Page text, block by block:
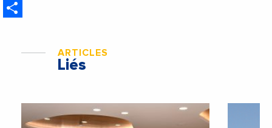
ARTICLES
Liés